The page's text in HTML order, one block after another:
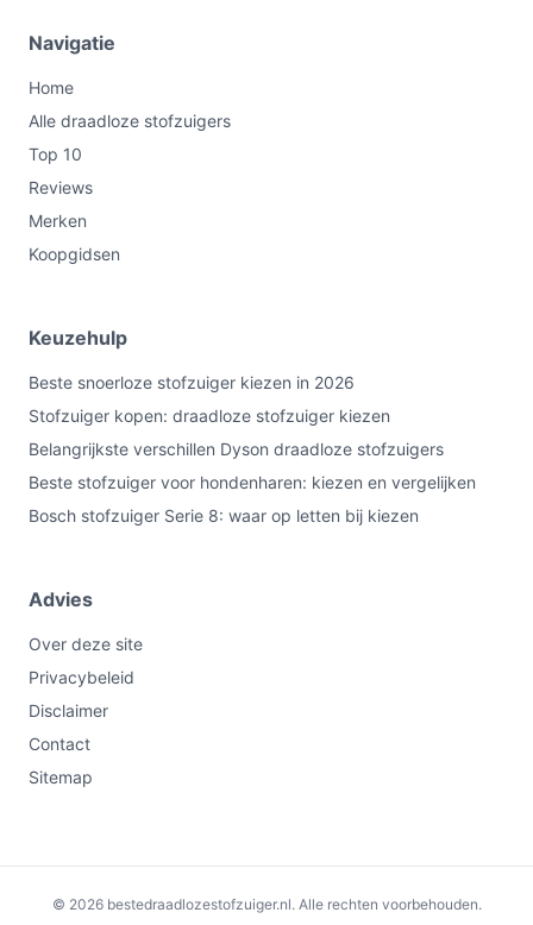
€446,00 Bekijk op bol.com
Navigatie
Home
Alle draadloze stofzuigers
Top 10
Reviews
Merken
Koopgidsen
Keuzehulp
Beste snoerloze stofzuiger kiezen in 2026
Stofzuiger kopen: draadloze stofzuiger kiezen
Belangrijkste verschillen Dyson draadloze stofzuigers
Beste stofzuiger voor hondenharen: kiezen en vergelijken
Bosch stofzuiger Serie 8: waar op letten bij kiezen
Advies
Over deze site
Privacybeleid
Disclaimer
Contact
Sitemap
© 2026 bestedraadlozestofzuiger.nl. Alle rechten voorbehouden.